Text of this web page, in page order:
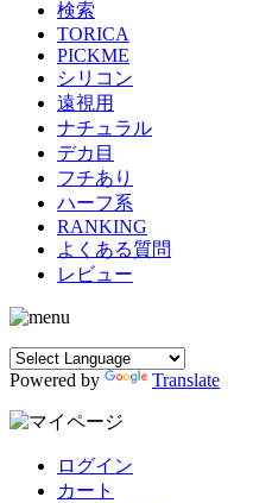
検索
TORICA
PICKME
シリコン
遠視用
ナチュラル
デカ目
フチあり
ハーフ系
RANKING
よくある質問
レビュー
Powered by Translate
ログイン
カート